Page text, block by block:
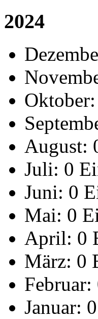
2024
Oktober:
August:
Juli: 0
Juni: 0
Mai: 0
April: 0
März: 0
Februar:
Januar: